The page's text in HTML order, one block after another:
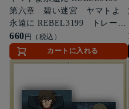
第六章 碧い迷宮 ヤマトよ
永遠に REBEL3199 トレーデ
ィングメカアクリルキーホル
ダー 3199ver.【Vol.3】(全10
種)
660円（税込）
カートに入れる